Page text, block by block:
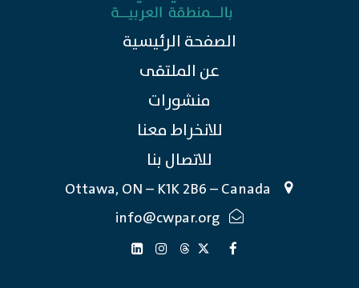
الصفحة الرئيسية
عن الملتقى
منشورات
للانخراط معنا
للاتصال بنا
Ottawa, ON – K1K 2B6 – Canada
info@cwpar.org